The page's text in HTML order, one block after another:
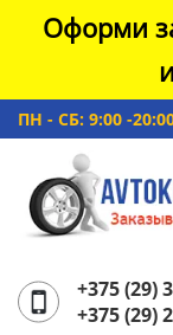
Оформи
ПН - СБ: 9:00 -
+375 (29)
+375 (29)